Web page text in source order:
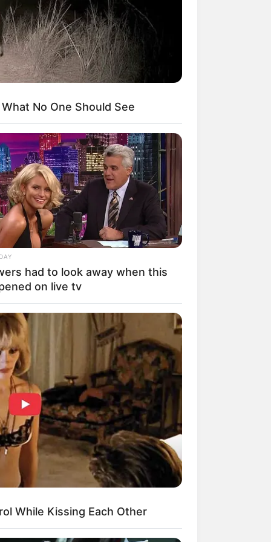
Ngakak, 10 Potret
Murah Pakai Bahan
Mainstream, 10 Cara
Barang Belanjaan
Warga Thailand
Banget! 10 Pose Lucu
yang Bikin Ketawa
10 Kalimat Baper
Bahasa Jawa Ini Bikin
Abis
No One Should See
had to look away when this
on live tv
While Kissing Each Other